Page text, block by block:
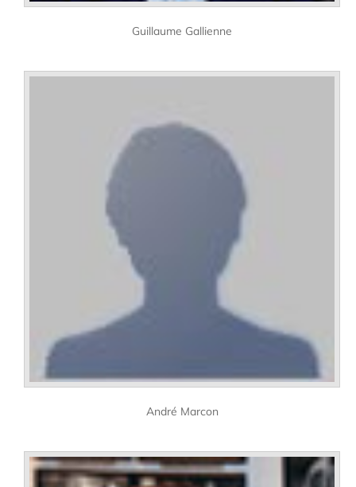
Guillaume Gallienne
André Marcon